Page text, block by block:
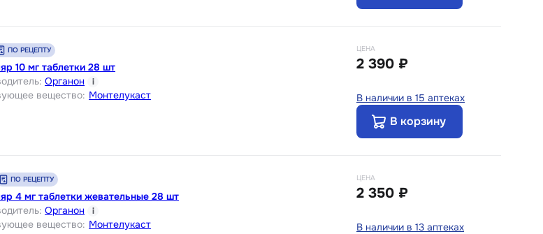
ПО РЕЦЕПТУ
10 мг таблетки 28 шт
: Органон i
вещество: Монтелукаст
ЦЕНА
2 390 ₽
В наличии в 15 аптеках
В корзину
ПО РЕЦЕПТУ
4 мг таблетки жевательные 28 шт
: Органон i
вещество: Монтелукаст
ЦЕНА
2 350 ₽
В наличии в 13 аптеках